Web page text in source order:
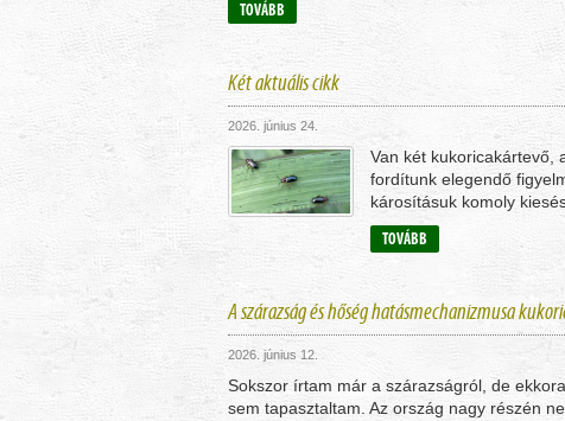
TOVÁBB
Két aktuális cikk
2026. június 24.
Van két kukoricakártevő,
fordítunk elegendő
károsításuk komoly
TOVÁBB
A szárazság és hőség hatásmechanizmusa
2026. június 12.
Sokszor írtam már a szárazságról, de
sem tapasztaltam. Az ország nagy részén